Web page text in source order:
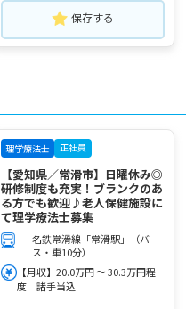
保存する
理学療法士 正社員
【愛知県／常滑市】日曜休み◎
研修制度も充実！ブランクのあ
る方でも歓迎♪老人保健施設に
て理学療法士募集
名鉄常滑線「常滑駅」（バ
ス・車10分）
【月収】20.0万円 ～ 30.3万円程
度 諸手当込